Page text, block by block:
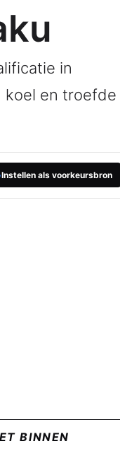
in
koel en troefde
Instellen als voorkeursbron
BINNEN